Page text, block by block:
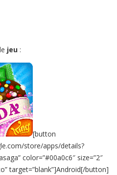
jeu :
[button
store/apps/details?
color=”#00a0c6″ size=”2″
target=”blank”]Android[/button]